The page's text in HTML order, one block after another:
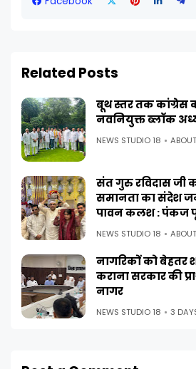
Related Posts
बूथ स्तर तक कांग्रेस
नवनियुक्त ब्लॉक
NEWS STUDIO 18
संत गुरु रविदास जी
समानता का संदेश
पावन कलश : पंकज
NEWS STUDIO 18
नागरिकों को बेहतर
कराना सरकार की
नागर
NEWS STUDIO 18 3